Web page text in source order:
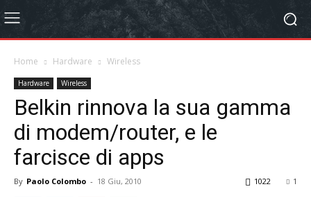
Home Hardware Wireless
Hardware Wireless
Belkin rinnova la sua gamma
di modem/router, e le
farcisce di apps
By Paolo Colombo - 18 Giu, 2010 1
1022